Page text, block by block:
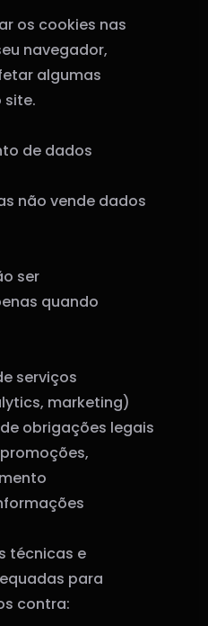
os cookies nas
navegador,
algumas
site.
de dados
não vende dados
ser
quando
serviços
marketing)
obrigações legais
técnicas e
para
contra: